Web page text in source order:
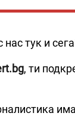
тук и
, ти